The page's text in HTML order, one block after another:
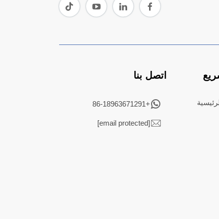
اتصل بنا
+86-18963671291
[email protected]